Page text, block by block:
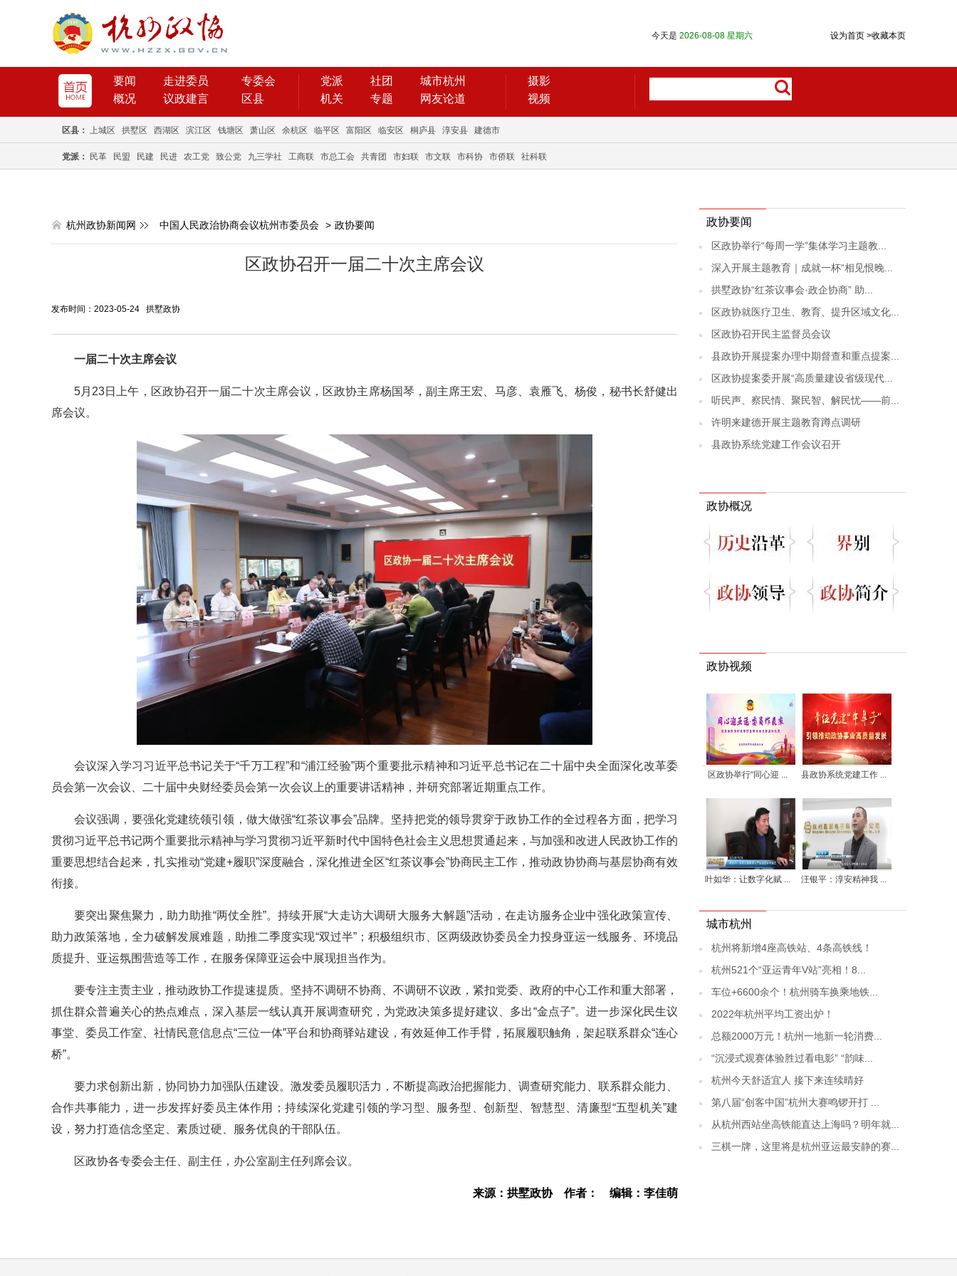
设为首页 >收藏本页
今天是 2026-08-08 星期六
要闻 走进委员
专委会
概况
议政建言 区县
党派 社团
城市杭州
机关
专题 网友论道
摄影
视频
区县： 上城区 拱墅区 西湖区 滨江区 钱塘区 萧山区 余杭区 临平区 富阳区 临安区 桐庐县 淳安县 建德市
党派： 民革 民盟 民建 民进 农工党 致公党 九三学社 工商联 市总工会 共青团 市妇联 市文联 市科协 市侨联 社科联
杭州政协新闻网 中国人民政治协商会议杭州市委员会 > 政协要闻
区政协召开一届二十次主席会议
发布时间：2023-05-24 拱墅政协
一届二十次主席会议
5月23日上午，区政协召开一届二十次主席会议，区政协主席杨国琴，副主席王宏、马彦、袁雁飞、杨俊，秘书长舒健出
席会议。
会议深入学习习近平总书记关于“千万工程”和“浦江经验”两个重要批示精神和习近平总书记在二十届中央全面深化改革委
员会第一次会议、二十届中央财经委员会第一次会议上的重要讲话精神，并研究部署近期重点工作。
会议强调，要强化党建统领引领，做大做强“红茶议事会”品牌。坚持把党的领导贯穿于政协工作的全过程各方面，把学习
贯彻习近平总书记两个重要批示精神与学习贯彻习近平新时代中国特色社会主义思想贯通起来，与加强和改进人民政协工作的
重要思想结合起来，扎实推动“党建+履职”深度融合，深化推进全区“红茶议事会”协商民主工作，推动政协协商与基层协商有效
衔接。
要突出聚焦聚力，助力助推“两仗全胜”。持续开展“大走访大调研大服务大解题”活动，在走访服务企业中强化政策宣传、
助力政策落地，全力破解发展难题，助推二季度实现“双过半”；积极组织市、区两级政协委员全力投身亚运一线服务、环境品
质提升、亚运氛围营造等工作，在服务保障亚运会中展现担当作为。
要专注主责主业，推动政协工作提速提质。坚持不调研不协商、不调研不议政，紧扣党委、政府的中心工作和重大部署，
抓住群众普遍关心的热点难点，深入基层一线认真开展调查研究，为党政决策多提好建议、多出“金点子”。进一步深化民生议
事堂、委员工作室、社情民意信息点“三位一体”平台和协商驿站建设，有效延伸工作手臂，拓展履职触角，架起联系群众“连心
桥”。
要力求创新出新，协同协力加强队伍建设。激发委员履职活力，不断提高政治把握能力、调查研究能力、联系群众能力、
合作共事能力，进一步发挥好委员主体作用；持续深化党建引领的学习型、服务型、创新型、智慧型、清廉型“五型机关”建
设，努力打造信念坚定、素质过硬、服务优良的干部队伍。
区政协各专委会主任、副主任，办公室副主任列席会议。
来源：拱墅政协 作者： 编辑：李佳萌
政协要闻
区政协举行“每周一学”集体学习主题教...
深入开展主题教育｜成就一杯“相见恨晚...
拱墅政协“红茶议事会·政企协商” 助...
区政协就医疗卫生、教育、提升区域文化...
区政协召开民主监督员会议
县政协开展提案办理中期督查和重点提案...
区政协提案委开展“高质量建设省级现代...
听民声、察民情、聚民智、解民忧——前...
许明来建德开展主题教育蹲点调研
县政协系统党建工作会议召开
政协概况
政协视频
区政协举行“同心迎 ... 县政协系统党建工作 ...
叶如华：让数字化赋 ... 汪银平：淳安精神我 ...
城市杭州
杭州将新增4座高铁站、4条高铁线！
杭州521个“亚运青年V站”亮相！8...
车位+6600余个！杭州骑车换乘地铁...
2022年杭州平均工资出炉！
总额2000万元！杭州一地新一轮消费...
“沉浸式观赛体验胜过看电影” “韵味...
杭州今天舒适宜人 接下来连续晴好
第八届“创客中国”杭州大赛鸣锣开打 ...
从杭州西站坐高铁能直达上海吗？明年就...
三棋一牌，这里将是杭州亚运最安静的赛...